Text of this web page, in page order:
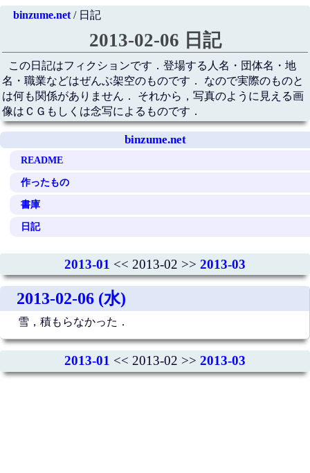
binzume.net/ 日記
2013-02-06 日記
この日記はフィクションです．登場する人名・団体名・地
名・職業などはぜんぶ架空のものです． なので実際のものと
は何も関係がありません． それから，写真のように見える画
像はＣＧもしくは念写によるものです．
binzume.net
README
作ったもの
書庫
日記
2013-01 << 2013-02 >> 2013-03
2013-02-06 (水)
雪，積もらなかった．
2013-01 << 2013-02 >> 2013-03